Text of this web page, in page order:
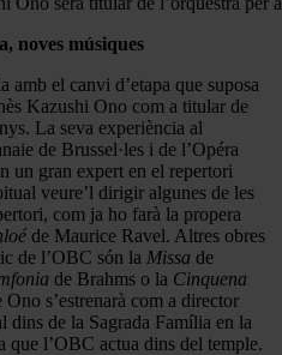
noves músiques
amb el canvi d’etapa que suposa
Kazushi Ono com a titular de
La seva experiència al
de Brussel·les i de l’Opéra
un gran expert en el repertori
veure’l dirigir algunes de les
com ja ho farà la propera
de Maurice Ravel. Altres obres
de l’OBC són la Missa de
de Brahms o la Cinquena
s’estrenarà com a director
dins de la Sagrada Família en la
que l’OBC actua dins del temple.